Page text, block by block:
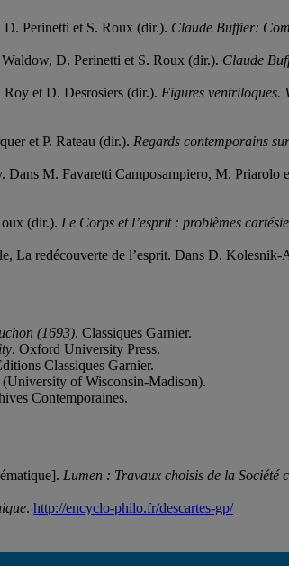
Perinetti et S. Roux (dir.). Claude Buffier:
D. Perinetti et S. Roux (dir.). Claude
et D. Desrosiers (dir.). Figures ventriloques.
et P. Rateau (dir.). Regards contemporains
M. Favaretti Camposampiero, M. Priarolo
(dir.). Le Corps et l’esprit : problèmes
La redécouverte de l’esprit. Dans D. Kolesnik-
(1693). Classiques Garnier.
. Oxford University Press.
Classiques Garnier.
(University of Wisconsin-Madison).
Contemporaines.
Lumen : Travaux choisis de la Société
. http://encyclo-philo.fr/descartes-gp/